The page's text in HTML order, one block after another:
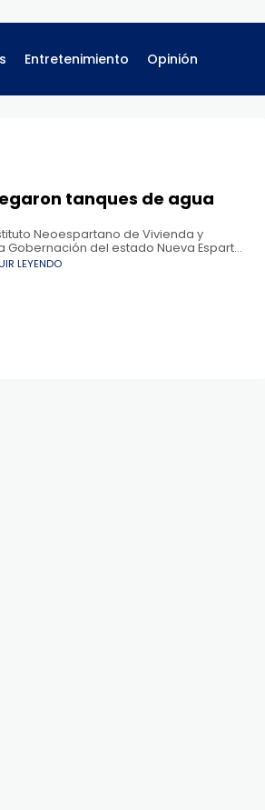
Entretenimiento Opinión
tanques de agua
Neoespartano de Vivienda y
del estado Nueva Esparta,
Díaz, García
LEYENDO